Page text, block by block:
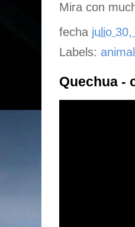
Mira con
fecha julio
Labels:
Quechua -